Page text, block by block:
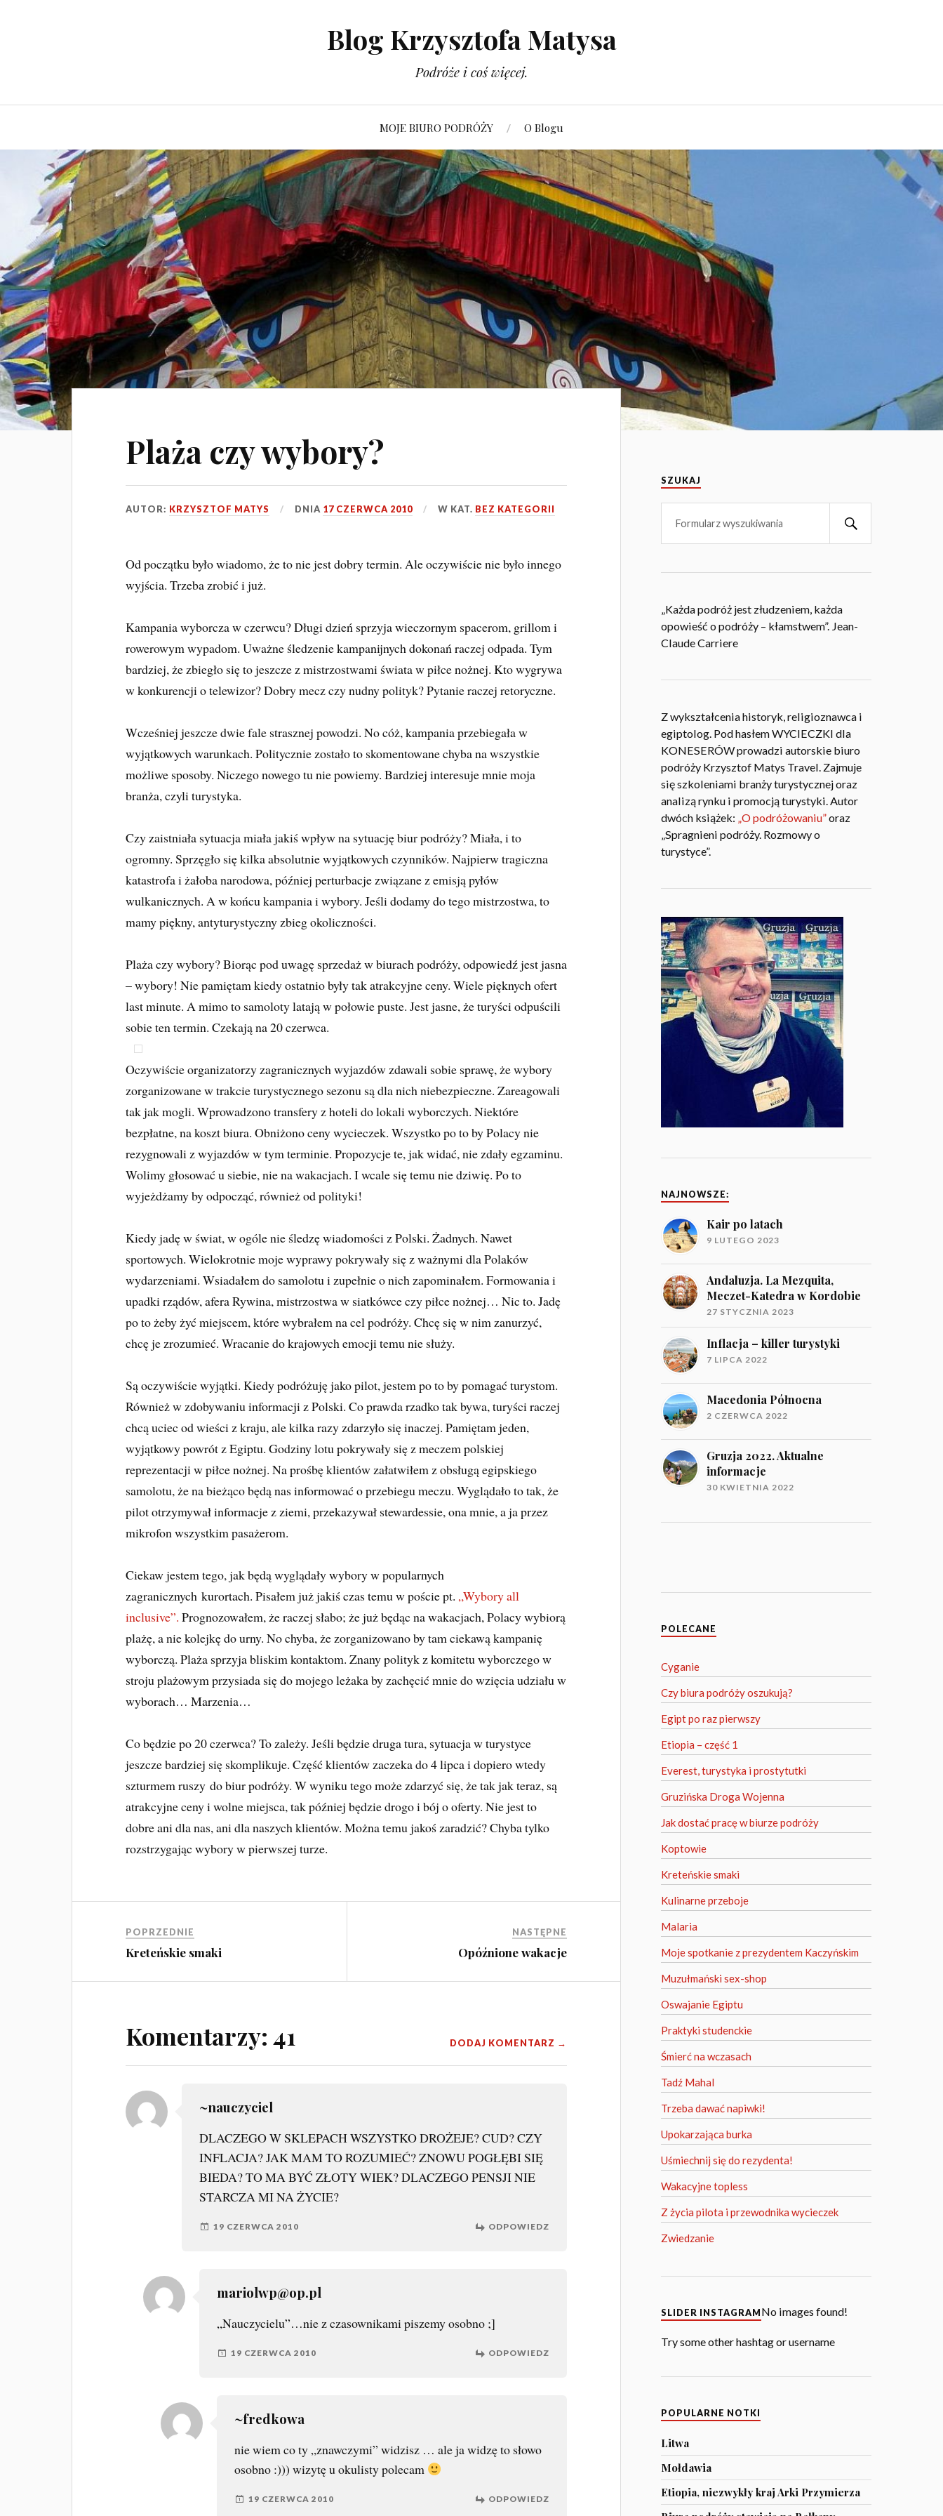
Blog Krzysztofa Matysa
Podróże i coś więcej.
MOJE BIURO PODRÓŻY O Blogu
Plaża czy wybory?
AUTOR: KRZYSZTOF MATYS DNIA 17 CZERWCA 2010 W KAT. BEZ KATEGORII
Od początku było wiadomo, że to nie jest dobry termin. Ale oczywiście nie było innego
wyjścia. Trzeba zrobić i już.
Kampania wyborcza w czerwcu? Długi dzień sprzyja wieczornym spacerom, grillom i
rowerowym wypadom. Uważne śledzenie kampanijnych dokonań raczej odpada. Tym
bardziej, że zbiegło się to jeszcze z mistrzostwami świata w piłce nożnej. Kto wygrywa
w konkurencji o telewizor? Dobry mecz czy nudny polityk? Pytanie raczej retoryczne.
Wcześniej jeszcze dwie fale strasznej powodzi. No cóż, kampania przebiegała w
wyjątkowych warunkach. Politycznie zostało to skomentowane chyba na wszystkie
możliwe sposoby. Niczego nowego tu nie powiemy. Bardziej interesuje mnie moja
branża, czyli turystyka.
Czy zaistniała sytuacja miała jakiś wpływ na sytuację biur podróży? Miała, i to
ogromny. Sprzęgło się kilka absolutnie wyjątkowych czynników. Najpierw tragiczna
katastrofa i żałoba narodowa, później perturbacje związane z emisją pyłów
wulkanicznych. A w końcu kampania i wybory. Jeśli dodamy do tego mistrzostwa, to
mamy piękny, antyturystyczny zbieg okoliczności.
Plaża czy wybory? Biorąc pod uwagę sprzedaż w biurach podróży, odpowiedź jest jasna
– wybory! Nie pamiętam kiedy ostatnio były tak atrakcyjne ceny. Wiele pięknych ofert
last minute. A mimo to samoloty latają w połowie puste. Jest jasne, że turyści odpuścili
sobie ten termin. Czekają na 20 czerwca.
Oczywiście organizatorzy zagranicznych wyjazdów zdawali sobie sprawę, że wybory
zorganizowane w trakcie turystycznego sezonu są dla nich niebezpieczne. Zareagowali
tak jak mogli. Wprowadzono transfery z hoteli do lokali wyborczych. Niektóre
bezpłatne, na koszt biura. Obniżono ceny wycieczek. Wszystko po to by Polacy nie
rezygnowali z wyjazdów w tym terminie. Propozycje te, jak widać, nie zdały egzaminu.
Wolimy głosować u siebie, nie na wakacjach. I wcale się temu nie dziwię. Po to
wyjeżdżamy by odpocząć, również od polityki!
Kiedy jadę w świat, w ogóle nie śledzę wiadomości z Polski. Żadnych. Nawet
sportowych. Wielokrotnie moje wyprawy pokrywały się z ważnymi dla Polaków
wydarzeniami. Wsiadałem do samolotu i zupełnie o nich zapominałem. Formowania i
upadki rządów, afera Rywina, mistrzostwa w siatkówce czy piłce nożnej… Nic to. Jadę
po to żeby żyć miejscem, które wybrałem na cel podróży. Chcę się w nim zanurzyć,
chcę je zrozumieć. Wracanie do krajowych emocji temu nie służy.
Są oczywiście wyjątki. Kiedy podróżuję jako pilot, jestem po to by pomagać turystom.
Również w zdobywaniu informacji z Polski. Co prawda rzadko tak bywa, turyści raczej
chcą uciec od wieści z kraju, ale kilka razy zdarzyło się inaczej. Pamiętam jeden,
wyjątkowy powrót z Egiptu. Godziny lotu pokrywały się z meczem polskiej
reprezentacji w piłce nożnej. Na prośbę klientów załatwiłem z obsługą egipskiego
samolotu, że na bieżąco będą nas informować o przebiegu meczu. Wyglądało to tak, że
pilot otrzymywał informacje z ziemi, przekazywał stewardessie, ona mnie, a ja przez
mikrofon wszystkim pasażerom.
Ciekaw jestem tego, jak będą wyglądały wybory w popularnych
zagranicznych kurortach. Pisałem już jakiś czas temu w poście pt. „Wybory all
inclusive”.Prognozowałem, że raczej słabo; że już będąc na wakacjach, Polacy wybiorą
plażę, a nie kolejkę do urny. No chyba, że zorganizowano by tam ciekawą kampanię
wyborczą. Plaża sprzyja bliskim kontaktom. Znany polityk z komitetu wyborczego w
stroju plażowym przysiada się do mojego leżaka by zachęcić mnie do wzięcia udziału w
wyborach… Marzenia…
Co będzie po 20 czerwca? To zależy. Jeśli będzie druga tura, sytuacja w turystyce
jeszcze bardziej się skomplikuje. Część klientów zaczeka do 4 lipca i dopiero wtedy
szturmem ruszy do biur podróży. W wyniku tego może zdarzyć się, że tak jak teraz, są
atrakcyjne ceny i wolne miejsca, tak później będzie drogo i bój o oferty. Nie jest to
dobre ani dla nas, ani dla naszych klientów. Można temu jakoś zaradzić? Chyba tylko
rozstrzygając wybory w pierwszej turze.
POPRZEDNIE
Kreteńskie smaki
NASTĘPNE
Opóźnione wakacje
Komentarzy: 41 DODAJ KOMENTARZ →
~nauczyciel
DLACZEGO W SKLEPACH WSZYSTKO DROŻEJE? CUD? CZY
INFLACJA? JAK MAM TO ROZUMIEĆ? ZNOWU POGŁĘBI SIĘ
BIEDA? TO MA BYĆ ZŁOTY WIEK? DLACZEGO PENSJI NIE
STARCZA MI NA ŻYCIE?
19 CZERWCA 2010 ODPOWIEDZ
mariolwp@op.pl
„Nauczycielu”…nie z czasownikami piszemy osobno ;]
19 CZERWCA 2010 ODPOWIEDZ
~fredkowa
nie wiem co ty „znawczymi” widzisz … ale ja widzę to słowo
osobno :))) wizytę u okulisty polecam
19 CZERWCA 2010 ODPOWIEDZ
SZUKAJ
„Każda podróż jest złudzeniem, każda
opowieść o podróży – kłamstwem”. Jean-
Claude Carriere
Z wykształcenia historyk, religioznawca i
egiptolog. Pod hasłem WYCIECZKI dla
KONESERÓW prowadzi autorskie biuro
podróży Krzysztof Matys Travel. Zajmuje
się szkoleniami branży turystycznej oraz
analizą rynku i promocją turystyki. Autor
dwóch książek: „O podróżowaniu”oraz
„Spragnieni podróży. Rozmowy o
turystyce”.
NAJNOWSZE:
Kair po latach
9 LUTEGO 2023
Andaluzja. La Mezquita,
Meczet-Katedra w Kordobie
27 STYCZNIA 2023
Inflacja – killer turystyki
7 LIPCA 2022
Macedonia Północna
2 CZERWCA 2022
Gruzja 2022. Aktualne
informacje
30 KWIETNIA 2022
POLECANE
Cyganie
Czy biura podróży oszukują?
Egipt po raz pierwszy
Etiopia – część 1
Everest, turystyka i prostytutki
Gruzińska Droga Wojenna
Jak dostać pracę w biurze podróży
Koptowie
Kreteńskie smaki
Kulinarne przeboje
Malaria
Moje spotkanie z prezydentem Kaczyńskim
Muzułmański sex-shop
Oswajanie Egiptu
Praktyki studenckie
Śmierć na wczasach
Tadź Mahal
Trzeba dawać napiwki!
Upokarzająca burka
Uśmiechnij się do rezydenta!
Wakacyjne topless
Z życia pilota i przewodnika wycieczek
Zwiedzanie
SLIDER INSTAGRAM No images found!
Try some other hashtag or username
POPULARNE NOTKI
Litwa
Mołdawia
Etiopia, niezwykły kraj Arki Przymierza